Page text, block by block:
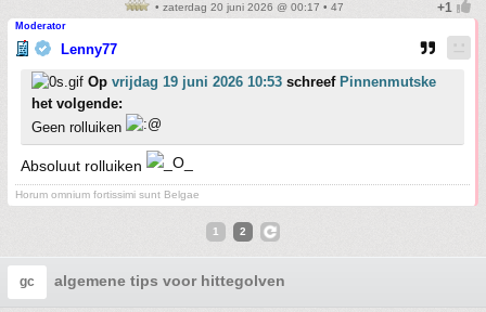
• zaterdag 20 juni 2026 @ 00:17 • 47
Moderator
Lenny77
Op vrijdag 19 juni 2026 10:53 schreef Pinnenmutske
het volgende:
Geen rolluiken
Absoluut rolluiken
Horum omnium fortissimi sunt Belgae
1 2
gc algemene tips voor hittegolven